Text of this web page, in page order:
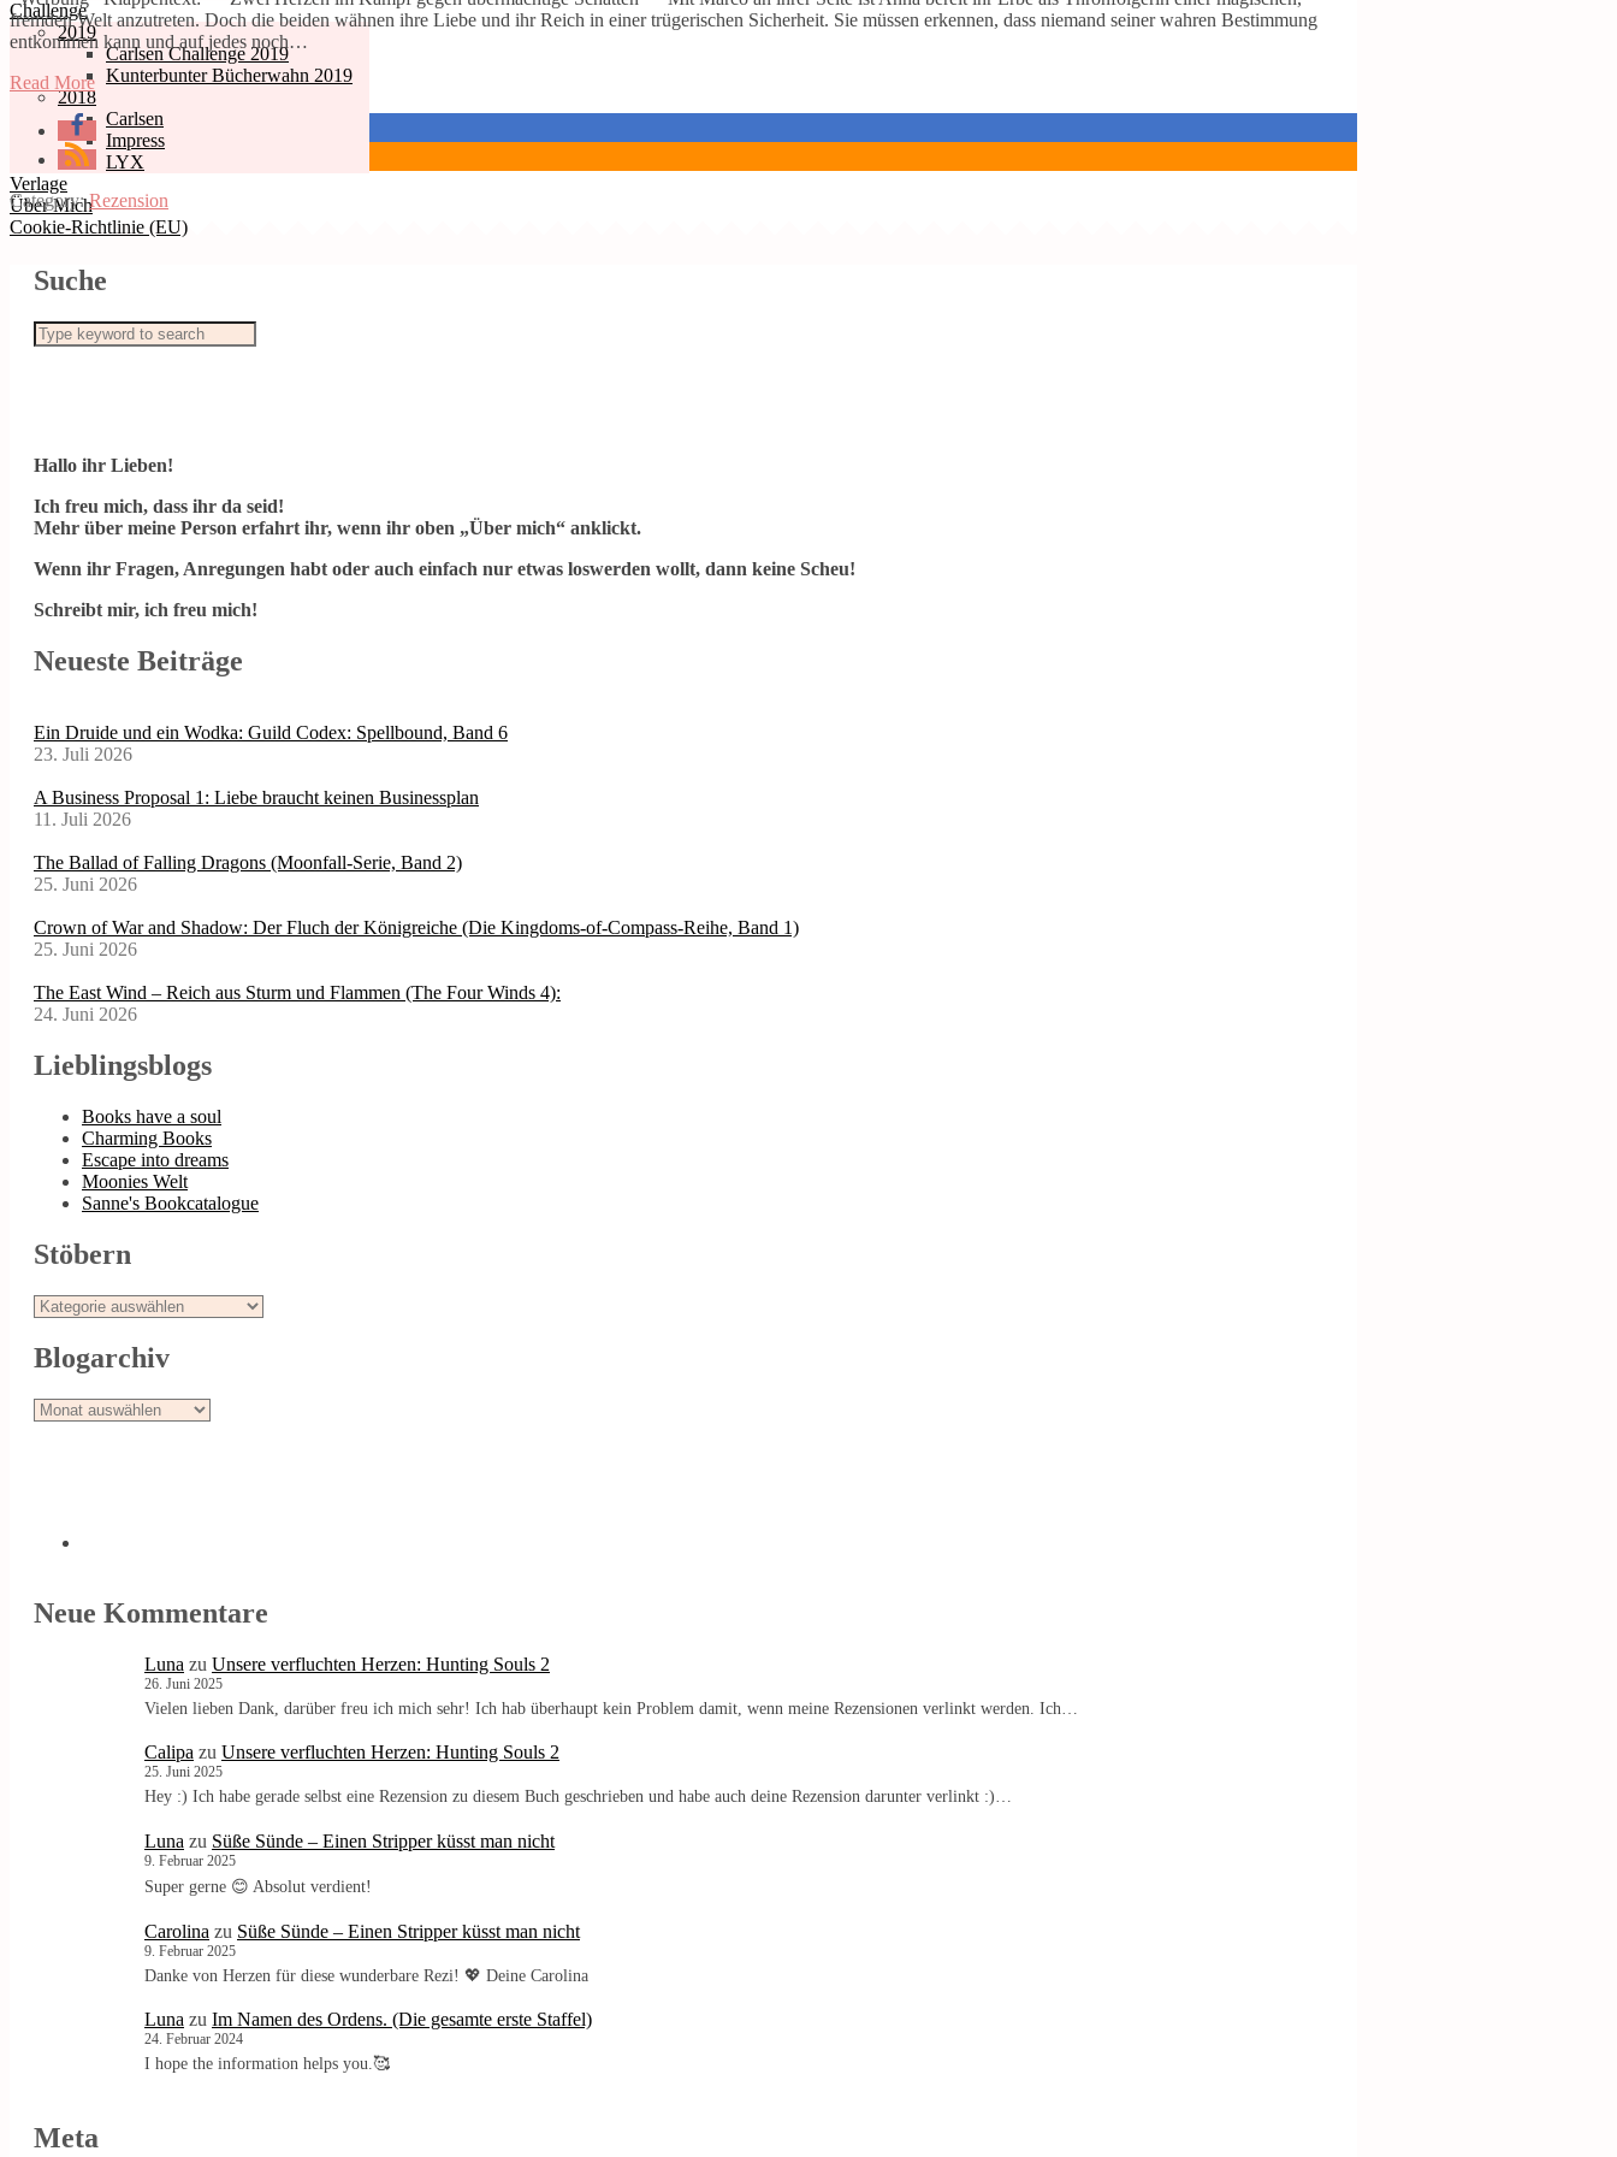
Challenge
2019
Carlsen Challenge 2019
Kunterbunter Bücherwahn 2019
2018
Carlsen
Impress
LYX
Verlage
Über Mich
Cookie-Richtlinie (EU)
fremden Welt anzutreten. Doch die beiden wähnen ihre Liebe und ihr Reich in einer trügerischen Sicherheit. Sie müssen erkennen, dass niemand seiner wahren Bestimmung
entkommen kann und auf jedes noch…
Read More
Category:Rezension
Suche
Hallo ihr Lieben!
Ich freu mich, dass ihr da seid!
Mehr über meine Person erfahrt ihr, wenn ihr oben „Über mich“ anklickt.
Wenn ihr Fragen, Anregungen habt oder auch einfach nur etwas loswerden wollt, dann keine Scheu!
Schreibt mir, ich freu mich!
Neueste Beiträge
Ein Druide und ein Wodka: Guild Codex: Spellbound, Band 6
23. Juli 2026
A Business Proposal 1: Liebe braucht keinen Businessplan
11. Juli 2026
The Ballad of Falling Dragons (Moonfall-Serie, Band 2)
25. Juni 2026
Crown of War and Shadow: Der Fluch der Königreiche (Die Kingdoms-of-Compass-Reihe, Band 1)
25. Juni 2026
The East Wind – Reich aus Sturm und Flammen (The Four Winds 4):
24. Juni 2026
Lieblingsblogs
Books have a soul
Charming Books
Escape into dreams
Moonies Welt
Sanne's Bookcatalogue
Stöbern
Stöbern
Blogarchiv
Blogarchiv
Neue Kommentare
Luna zu Unsere verfluchten Herzen: Hunting Souls 2
26. Juni 2025
Vielen lieben Dank, darüber freu ich mich sehr! Ich hab überhaupt kein Problem damit, wenn meine Rezensionen verlinkt werden. Ich…
Calipa zu Unsere verfluchten Herzen: Hunting Souls 2
25. Juni 2025
Hey :) Ich habe gerade selbst eine Rezension zu diesem Buch geschrieben und habe auch deine Rezension darunter verlinkt :)…
Luna zu Süße Sünde – Einen Stripper küsst man nicht
9. Februar 2025
Super gerne 😊 Absolut verdient!
Carolina zu Süße Sünde – Einen Stripper küsst man nicht
9. Februar 2025
Danke von Herzen für diese wunderbare Rezi! 💖 Deine Carolina
Luna zu Im Namen des Ordens. (Die gesamte erste Staffel)
24. Februar 2024
I hope the information helps you.🥰
Meta